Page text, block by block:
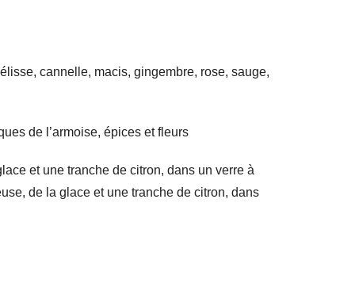
cannelle, macis, gingembre, rose, sauge,
de l’armoise, épices et fleurs
et une tranche de citron, dans un verre à
de la glace et une tranche de citron, dans